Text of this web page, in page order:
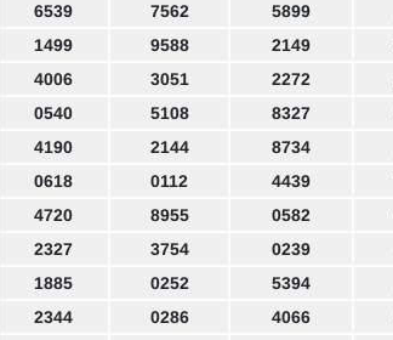
6539 7562 5899
1499 9588 2149
4006 3051 2272
0540 5108 8327
4190 2144 8734
0618 0112 4439
4720 8955 0582
2327 3754 0239
1885 0252 5394
2344 0286 4066